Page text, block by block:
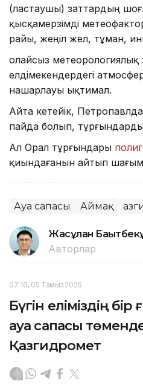
(ластаушы) заттардың
қысқамерзімді
райы, жеңіл жел, тұман,
Қолайсыз метеорологиялық
елдімекендердегі
нашарлауы ықтимал.
Айта кетейік, Петропавлда
пайда болып,
Ал Орал тұрғындары
қиындағанын айтып
Ауа сапасы Аймақ
Жасұлан
Авторлар
07:16, 05 Тамыз 2026
Бүгін еліміздің
ауа сапасы
Қазгидромет